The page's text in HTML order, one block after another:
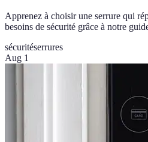
Apprenez à choisir une serrure qui
besoins de sécurité grâce à notre
sécuritéserrures
Aug 1